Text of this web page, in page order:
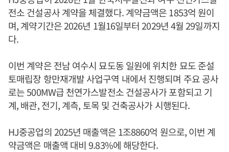
전소 건설공사 계약을 체결했다. 계약금액은 1853억 원이
며, 계약기간은 2026년 1월16일부터 2029년 4월 29일까지
다.
이번 계약은 전남 여수시 묘도동 일원에 위치한 묘도 준설
토매립장 항만재개발 사업구역 내에서 진행되며 주요 공사
로는 500MW급 천연가스발전소 건설공사가 포함되고 기
계, 배관, 전기, 계측, 토목 및 건축공사가 시행된다.
HJ중공업의 2025년 매출액은 1조8860억 원으로, 이번 계
약금액은 매출액 대비 9.83%에 해당한다.